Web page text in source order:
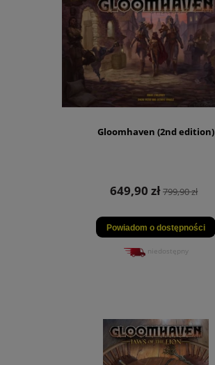
Gloomhaven (2nd edition)
649,90 zł799,90 zł
Powiadom o dostępności
niedostępny